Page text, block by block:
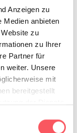
Anzeigen zu
Medien anbieten
zu
zu Ihrer
Partner für
weiter. Unsere
mit
bereitgestellt